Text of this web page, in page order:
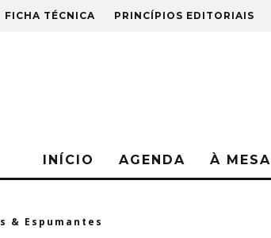
FICHA TÉCNICA PRINCÍPIOS EDITORIAIS
INÍCIO AGENDA À MESA
& Espumantes